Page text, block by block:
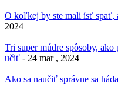
O koľkej by ste mali ísť spať,
2024
Tri super múdre spôsoby,
učiť - 24 mar , 2024
Ako sa naučiť správne sa